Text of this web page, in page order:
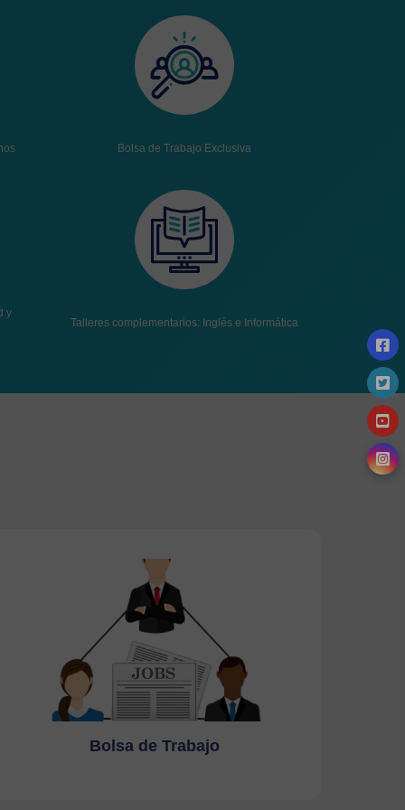
Bolsa de Trabajo Exclusiva
y
Talleres complementarios: Inglés e Informática
Bolsa de Trabajo
Bolsa de Trabajo
Ir a la página